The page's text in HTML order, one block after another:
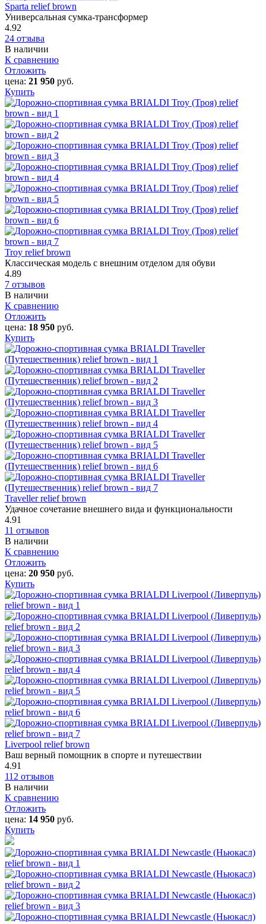
Sparta relief brown
Универсальная сумка-трансформер
4.92
24 отзыва
В наличии
К сравнению
Отложить
цена: 21 950 руб.
Купить
Troy relief brown
Классическая модель с внешним отделом для обуви
4.89
7 отзывов
В наличии
К сравнению
Отложить
цена: 18 950 руб.
Купить
Traveller relief brown
Удачное сочетание внешнего вида и функциональности
4.91
11 отзывов
В наличии
К сравнению
Отложить
цена: 20 950 руб.
Купить
Liverpool relief brown
Ваш верный помощник в спорте и путешествии
4.91
112 отзывов
В наличии
К сравнению
Отложить
цена: 14 950 руб.
Купить